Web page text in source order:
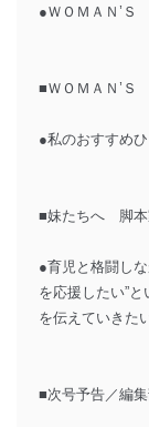
●ＷＯＭＡＮ’Ｓ
■ＷＯＭＡＮ’Ｓ
●私のおすすめ
■妹たちへ 脚
●育児と格闘し
を応援したい”
を伝えていきた
■次号予告／編